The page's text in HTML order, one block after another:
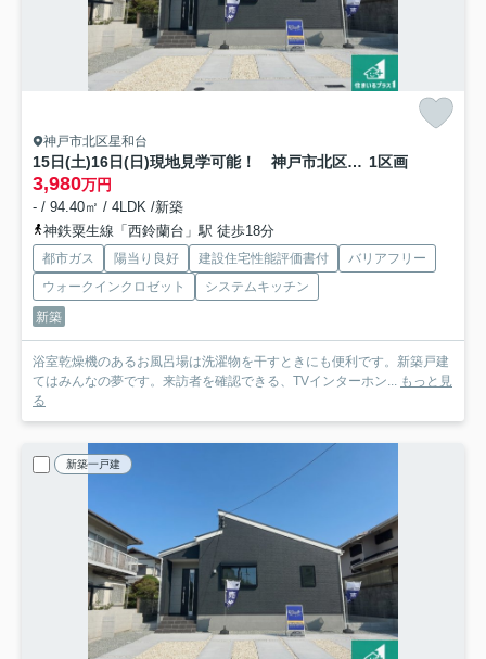
神戸市北区星和台
15日(土)16日(日)現地見学可能！ 神戸市北区星和台 第3期 新築一戸建て 1区画
3,980万円
- / 94.40㎡ / 4LDK /新築
神鉄粟生線「西鈴蘭台」駅 徒歩18分
都市ガス 陽当り良好 建設住宅性能評価書付
バリアフリー
ウォークインクロゼット
システムキッチン
新築
浴室乾燥機のあるお風呂場は洗濯物を干すときにも便利です。新築戸建
てはみんなの夢です。来訪者を確認できる、TVインターホン...
もっと見
る
新築一戸建